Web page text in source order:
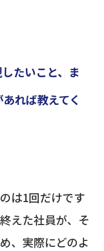
たいこと、ま
れば教えてく
は1回だけです
えた社員が、そ
、実際にどのよ